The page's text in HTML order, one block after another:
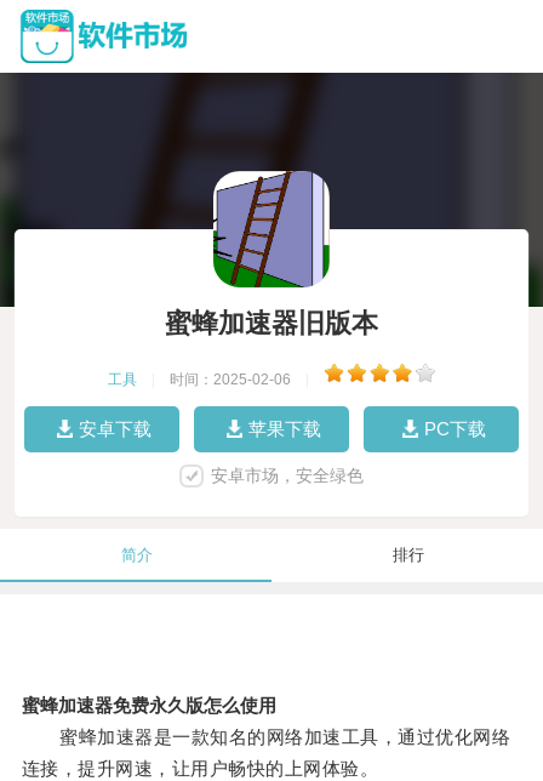
蜜蜂加速器旧版本
工具 时间：2025-02-06
安卓下载 苹果下载 PC下载
安卓市场，安全绿色
简介 排行
蜜蜂加速器免费永久版怎么使用
蜜蜂加速器是一款知名的网络加速工具，通过优化网络
连接，提升网速，让用户畅快的上网体验。